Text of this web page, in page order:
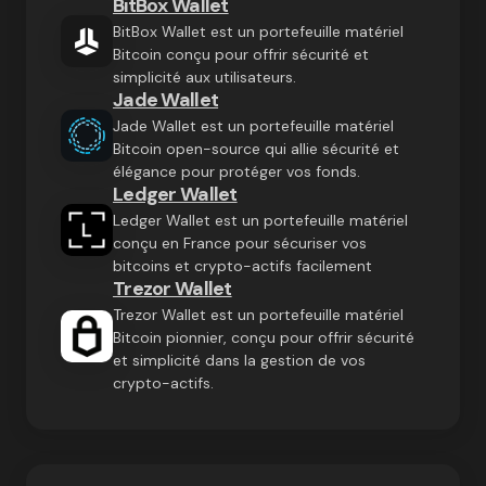
BitBox Wallet est un portefeuille matériel
Bitcoin conçu pour offrir sécurité et
simplicité aux utilisateurs.
Jade Wallet
Jade Wallet est un portefeuille matériel
Bitcoin open-source qui allie sécurité et
élégance pour protéger vos fonds.
Ledger Wallet
Ledger Wallet est un portefeuille matériel
conçu en France pour sécuriser vos
bitcoins et crypto-actifs facilement
Trezor Wallet
Trezor Wallet est un portefeuille matériel
Bitcoin pionnier, conçu pour offrir sécurité
et simplicité dans la gestion de vos
crypto-actifs.